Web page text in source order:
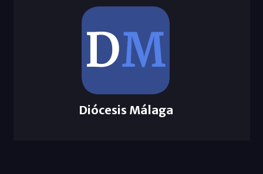
Diócesis Málaga